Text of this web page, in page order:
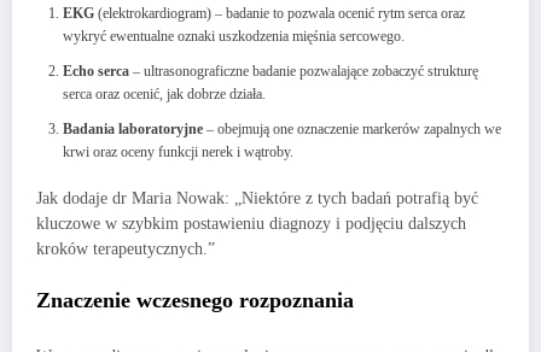
EKG (elektrokardiogram) – badanie to pozwala ocenić rytm serca oraz
wykryć ewentualne oznaki uszkodzenia mięśnia sercowego.
Echo serca – ultrasonograficzne badanie pozwalające zobaczyć strukturę
serca oraz ocenić, jak dobrze działa.
Badania laboratoryjne – obejmują one oznaczenie markerów zapalnych we
krwi oraz oceny funkcji nerek i wątroby.
Jak dodaje dr Maria Nowak: „Niektóre z tych badań potrafią być
kluczowe w szybkim postawieniu diagnozy i podjęciu dalszych
kroków terapeutycznych.”
Znaczenie wczesnego rozpoznania